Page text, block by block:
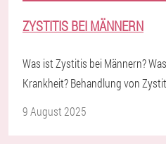
ZYSTITIS BEI MÄNNERN
Was ist Zystitis bei Männern?
Krankheit? Behandlung von
9 August 2025